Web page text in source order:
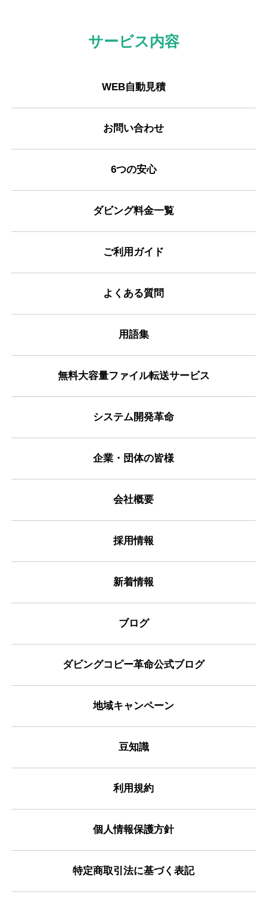
サービス内容
WEB自動見積
お問い合わせ
6つの安心
ダビング料金一覧
ご利用ガイド
よくある質問
用語集
無料大容量ファイル転送サービス
システム開発革命
企業・団体の皆様
会社概要
採用情報
新着情報
ブログ
ダビングコピー革命公式ブログ
地域キャンペーン
豆知識
利用規約
個人情報保護方針
特定商取引法に基づく表記